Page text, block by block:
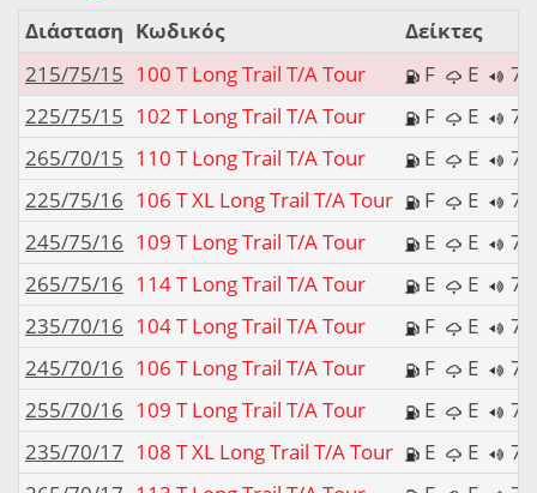
Διάσταση Κωδικός
Δείκτες
215/75/15 100 T Long Trail T/A Tour F E
225/75/15 102 T Long Trail T/A Tour F E
265/70/15 110 T Long Trail T/A Tour E E
225/75/16 106 T XL Long Trail T/A Tour F E
245/75/16 109 T Long Trail T/A Tour E E
265/75/16 114 T Long Trail T/A Tour E E
235/70/16 104 T Long Trail T/A Tour F E
245/70/16 106 T Long Trail T/A Tour F E
255/70/16 109 T Long Trail T/A Tour E E
235/70/17 108 T XL Long Trail T/A Tour E E